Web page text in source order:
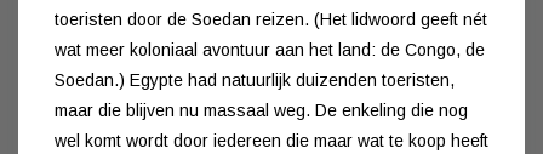
toeristen door de Soedan reizen. (Het lidwoord geeft nét
wat meer koloniaal avontuur aan het land: de Congo, de
Soedan.) Egypte had natuurlijk duizenden toeristen,
maar die blijven nu massaal weg. De enkeling die nog
wel komt wordt door iedereen die maar wat te koop heeft